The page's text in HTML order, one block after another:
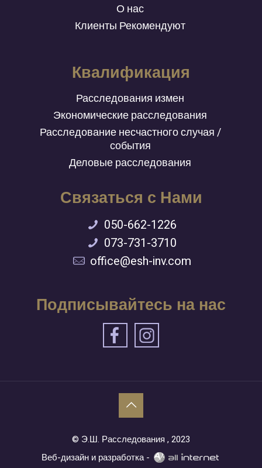
О нас
Клиенты Рекомендуют
Квалификация
Расследования измен
Экономические расследования
Расследование несчастного случая /
события
Деловые расследования
Связаться с Нами
050-662-1226
073-731-3710
office@esh-inv.com
Подписывайтесь на нас
© Э.Ш. Расследования , 2023
Веб-дизайн и разработка -